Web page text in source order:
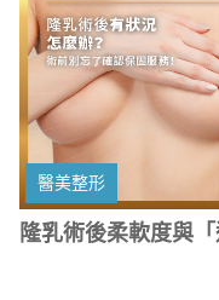
醫美整形
隆乳術後柔軟度與